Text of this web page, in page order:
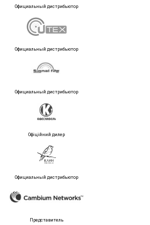
Официальный дистрибьютор
Официальный дистрибьютор
Официальный дистрибьютор
Офіційний дилер
Официальный дистрибьютор
Представитель